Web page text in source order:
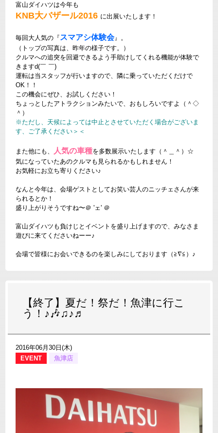
富山ダイハツは今年も
KNB大バザール2016 に出展いたします！
毎回大人気の『 スマアシ体験会』。
（トップの写真は、昨年の様子です。）
クルマへの追突を回避できるよう手助けしてくれる機能が体験で
きますd(￣ ￣)
運転は当スタッフが行いますので、隣に乗っていただくだけで
OK！！
この機会にぜひ、お試しください！
ちょっとしたアトラクションみたいで、おもしろいですよ（＾◇
＾）
※ただし、天候によっては中止とさせていただく場合がございま
す、ご了承ください＞＜
また他にも、 人気の車種を多数展示いたします（＾＿＾）☆
気になっていたあのクルマも見られるかもしれません！
お気軽にお立ち寄りください♪
なんと今年は、会場ゲストとしてお笑い芸人のニッチェさんが来
られるとか！
盛り上がりそうですね〜＠ 'ェ' ＠
富山ダイハツも負けじとイベントを盛り上げますので、みなさま
遊びに来てくださいねーー♪
会場で皆様にお会いできるのを楽しみにしております（≧∇≦）♪
【終了】夏だ！祭だ！魚津に行こ
う！♪🎶♫♪♬
2016年06月30日(木)
EVENT
魚津店